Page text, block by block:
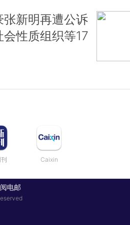
新明再遭公诉
性质组织等17
Caixin
电邮